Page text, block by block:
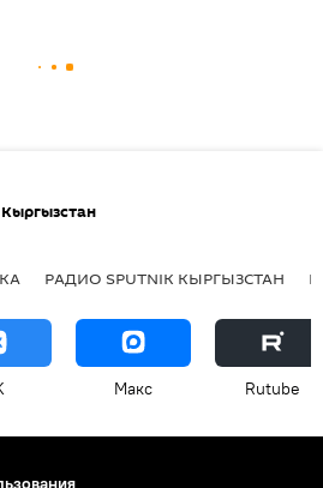
Кыргызстан
РАДИО SPUTNIK КЫРГЫЗСТАН
Макс Rutube